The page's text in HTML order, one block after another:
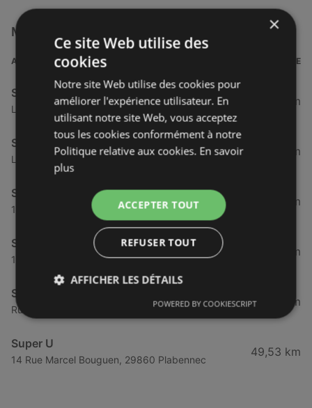
Magasins Super U à proximité
ADRESSE DISTANCE
Super U
Lieu Dit Menez Crenn, 29810 Plouarzel
28,04 km
Super U Plouarzel
Lieu Dit Menez Crenn, 29810 Plouarzel
28,04 km
Super U
17 Rue Cuirasse Bretagne, 29200 Brest
44,67 km
Super U Brest Keredern
17 Rue Cuirasse Bretagne, 29200 Brest
44,67 km
Super U
Rue Paul Masson, 97, 29200 Brest
45,99 km
Super U
14 Rue Marcel Bouguen, 29860 Plabennec
49,53 km
×
Ce site Web utilise des
cookies
Notre site Web utilise des cookies pour
améliorer l'expérience utilisateur. En
utilisant notre site Web, vous acceptez
tous les cookies conformément à notre
Politique relative aux cookies. En savoir
plus
ACCEPTER TOUT
REFUSER TOUT
AFFICHER LES DÉTAILS
POWERED BY COOKIESCRIPT